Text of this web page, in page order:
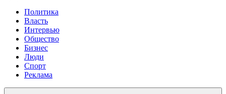
Политика
Власть
Интервью
Общество
Бизнес
Люди
Спорт
Реклама